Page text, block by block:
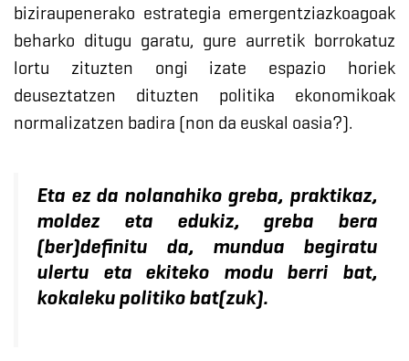
biziraupenerako estrategia emergentziazkoagoak
beharko ditugu garatu, gure aurretik borrokatuz
lortu zituzten ongi izate espazio horiek
deuseztatzen dituzten politika ekonomikoak
normalizatzen badira (non da euskal oasia?).
Eta ez da nolanahiko greba, praktikaz,
moldez eta edukiz, greba bera
(ber)definitu da, mundua begiratu
ulertu eta ekiteko modu berri bat,
kokaleku politiko bat(zuk).